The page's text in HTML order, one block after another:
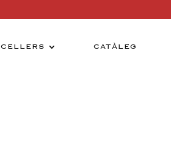
CELLERS CATÀLEG